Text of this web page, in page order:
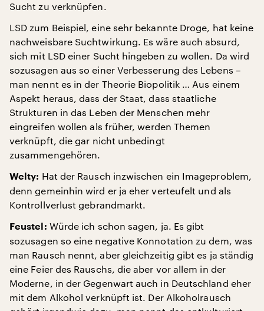
Sucht zu verknüpfen.
LSD zum Beispiel, eine sehr bekannte Droge, hat keine
nachweisbare Suchtwirkung. Es wäre auch absurd,
sich mit LSD einer Sucht hingeben zu wollen. Da wird
sozusagen aus so einer Verbesserung des Lebens –
man nennt es in der Theorie Biopolitik … Aus einem
Aspekt heraus, dass der Staat, dass staatliche
Strukturen in das Leben der Menschen mehr
eingreifen wollen als früher, werden Themen
verknüpft, die gar nicht unbedingt
zusammengehören.
Welty: Hat der Rausch inzwischen ein Imageproblem,
denn gemeinhin wird er ja eher verteufelt und als
Kontrollverlust gebrandmarkt.
Feustel: Würde ich schon sagen, ja. Es gibt
sozusagen so eine negative Konnotation zu dem, was
man Rausch nennt, aber gleichzeitig gibt es ja ständig
eine Feier des Rauschs, die aber vor allem in der
Moderne, in der Gegenwart auch in Deutschland eher
mit dem Alkohol verknüpft ist. Der Alkoholrausch